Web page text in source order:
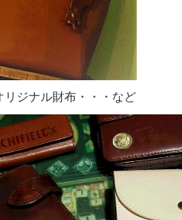
リジナル財布・・・など